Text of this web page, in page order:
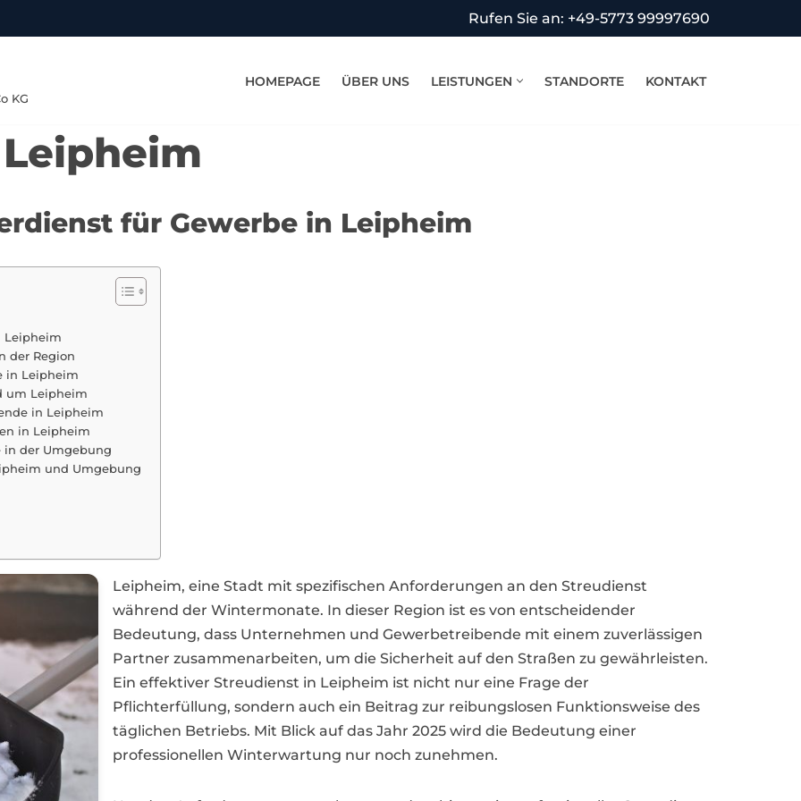
Rufen Sie an: +49-5773 99997690
KG
HOMEPAGE ÜBER UNS LEISTUNGEN STANDORTE KONTAKT
für Gewerbe in Leipheim
Leipheim
der Region
in Leipheim
um Leipheim
in Leipheim
in Leipheim
in der Umgebung
und Umgebung
Leipheim, eine Stadt mit spezifischen Anforderungen an den Streudienst
während der Wintermonate. In dieser Region ist es von entscheidender
Bedeutung, dass Unternehmen und Gewerbetreibende mit einem zuverlässigen
Partner zusammenarbeiten, um die Sicherheit auf den Straßen zu gewährleisten.
Ein effektiver Streudienst in Leipheim ist nicht nur eine Frage der
Pflichterfüllung, sondern auch ein Beitrag zur reibungslosen Funktionsweise des
täglichen Betriebs. Mit Blick auf das Jahr 2025 wird die Bedeutung einer
professionellen Winterwartung nur noch zunehmen.